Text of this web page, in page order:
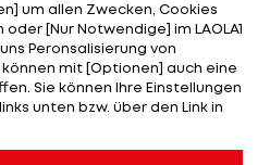
gewann 7:5. Es ist bis
Spiel aller Zeiten.
2 VON 6
um allen Zwecken, Cookies
[Nur Notwendige] im LAOLA1
Peronsalisierung von
mit [Optionen] auch eine
Sie können Ihre Einstellungen
unten bzw. über den Link in